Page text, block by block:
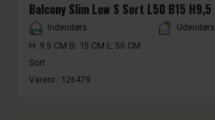
Balcony Slim Low S Sort L50 B15 H9,5
Placement
Indendørs
Udendørs
H: 9.5 CM B: 15 CM L: 50 CM
Sort
Varenr.: 126479